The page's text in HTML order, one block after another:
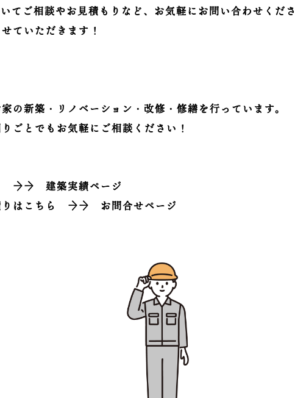
てご相談やお見積もりなど、お気軽にお問い合わせくださ
ていただきます！
の新築・リノベーション・改修・修繕を行っています。
ごとでもお気軽にご相談ください！
→→ 建築実績ページ
はこちら
→→ お問合せページ